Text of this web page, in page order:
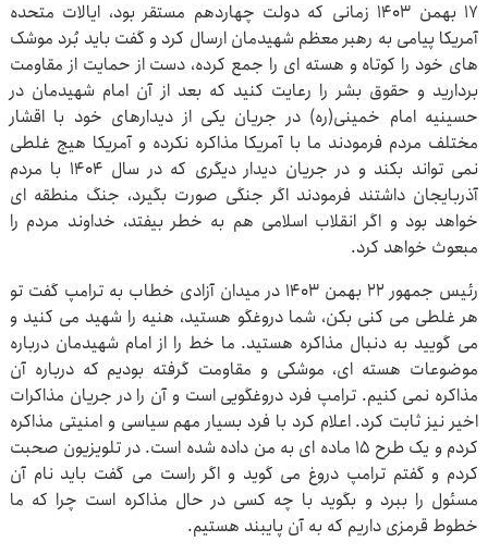
۱۷ بهمن ۱۴۰۳ زمانی که دولت چهاردهم مستقر بود، ایالات متحده
آمریکا پیامی به رهبر معظم شهیدمان ارسال کرد و گفت باید بُرد موشک
های خود را کوتاه و هسته ای را جمع کرده، دست از حمایت از مقاومت
بردارید و حقوق بشر را رعایت کنید که بعد از آن امام شهیدمان در
حسینیه امام خمینی(ره) در جریان یکی از دیدارهای خود با اقشار
مختلف مردم فرمودند ما با آمریکا مذاکره نکرده و آمریکا هیچ غلطی
نمی تواند بکند و در جریان دیدار دیگری که در سال ۱۴۰۴ با مردم
آذربایجان داشتند فرمودند اگر جنگی صورت بگیرد، جنگ منطقه ای
خواهد بود و اگر انقلاب اسلامی هم به خطر بیفتد، خداوند مردم را
مبعوث خواهد کرد.
رئیس جمهور ۲۲ بهمن ۱۴۰۳ در میدان آزادی خطاب به ترامپ گفت تو
هر غلطی می کنی بکن، شما دروغگو هستید، هنیه را شهید می کنید و
می گویید به دنبال مذاکره هستید. ما خط را از امام شهیدمان درباره
موضوعات هسته ای، موشکی و مقاومت گرفته بودیم که درباره آن
مذاکره نمی کنیم. ترامپ فرد دروغگویی است و آن را در جریان مذاکرات
اخیر نیز ثابت کرد. اعلام کرد با فرد بسیار مهم سیاسی و امنیتی مذاکره
کردم و یک طرح ۱۵ ماده ای به من داده شده است. در تلویزیون صحبت
کردم و گفتم ترامپ دروغ می گوید و اگر راست می گفت باید نام آن
مسئول را ببرد و بگوید با چه کسی در حال مذاکره است چرا که ما
خطوط قرمزی داریم که به آن پایبند هستیم.